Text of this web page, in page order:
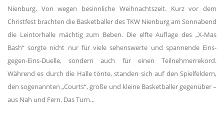
Nienburg. Von wegen besinnliche Weihnachtszeit. Kurz vor dem
Christfest brachten die Basketballer des TKW Nienburg am Sonnabend
die Leintorhalle mächtig zum Beben. Die elfte Auflage des „X-Mas
Bash“ sorgte nicht nur für viele sehenswerte und spannende Eins-
gegen-Eins-Duelle, sondern auch für einen Teilnehmerrekord.
Während es durch die Halle tönte, standen sich auf den Spielfeldern,
den sogenannten „Courts“, große und kleine Basketballer gegenüber –
aus Nah und Fern. Das Turn...